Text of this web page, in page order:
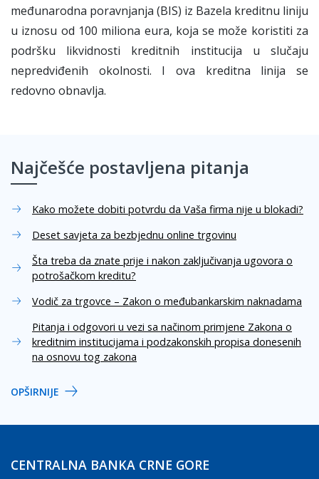
međunarodna poravnjanja (BIS) iz Bazela kreditnu liniju
u iznosu od 100 miliona eura, koja se može koristiti za
podršku likvidnosti kreditnih institucija u slučaju
nepredviđenih okolnosti. I ova kreditna linija se
redovno obnavlja.
Najčešće postavljena pitanja
Kako možete dobiti potvrdu da Vaša firma nije u blokadi?
Deset savjeta za bezbjednu online trgovinu
Šta treba da znate prije i nakon zaključivanja ugovora o
potrošačkom kreditu?
Vodič za trgovce – Zakon o međubankarskim naknadama
Pitanja i odgovori u vezi sa načinom primjene Zakona o
kreditnim institucijama i podzakonskih propisa donesenih
na osnovu tog zakona
OPŠIRNIJE
CENTRALNA BANKA CRNE GORE